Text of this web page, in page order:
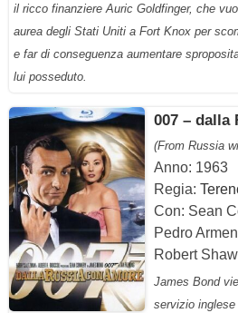
il ricco finanziere Auric Goldfinger, che
aurea degli Stati Uniti a Fort Knox per
e far di conseguenza aumentare
lui posseduto.
007 – dalla
(From Russia
Anno: 1963
Regia:
Con: Sean
Pedro
Robert
James Bond
servizio